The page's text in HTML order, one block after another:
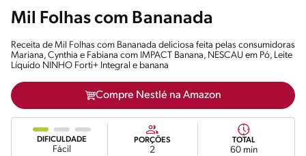
Mil Folhas com Bananada
Receita de Mil Folhas com Bananada deliciosa feita pelas consumidoras
Mariana, Cynthia e Fabiana com IMPACT Banana, NESCAU em Pó, Leite
Líquido NINHO Forti+ Integral e banana
Compre Nestlé na Amazon
DIFICULDADE
Fácil
PORÇÕES
2
TOTAL
60 min